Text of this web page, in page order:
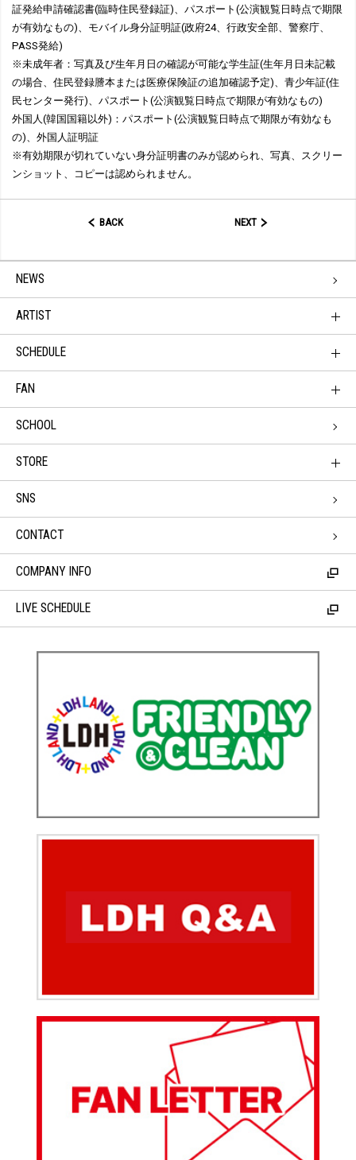
証発給申請確認書(臨時住民登録証)、パスポート(公演観覧日時点で期限
が有効なもの)、モバイル身分証明証(政府24、行政安全部、警察庁、
PASS発給)
※未成年者：写真及び生年月日の確認が可能な学生証(生年月日未記載
の場合、住民登録謄本または医療保険証の追加確認予定)、青少年証(住
民センター発行)、パスポート(公演観覧日時点で期限が有効なもの)
外国人(韓国国籍以外)：パスポート(公演観覧日時点で期限が有効なも
の)、外国人証明証
※有効期限が切れていない身分証明書のみが認められ、写真、スクリー
ンショット、コピーは認められません。
BACK NEXT
NEWS
ARTIST
SCHEDULE
FAN
SCHOOL
STORE
SNS
CONTACT
COMPANY INFO
LIVE SCHEDULE